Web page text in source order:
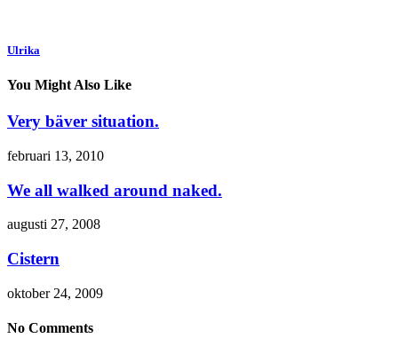
Ulrika
You Might Also Like
Very bäver situation.
februari 13, 2010
We all walked around naked.
augusti 27, 2008
Cistern
oktober 24, 2009
No Comments